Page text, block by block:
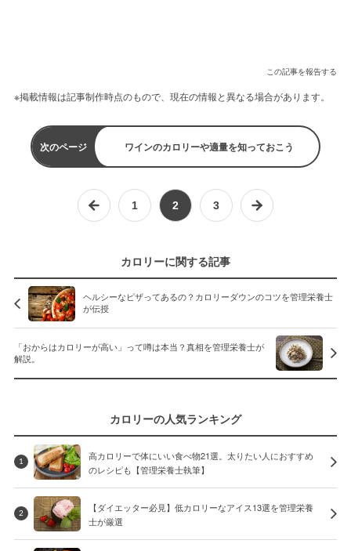
この記事を報告する
※掲載情報は記事制作時点のもので、現在の情報と異なる場合があります。
次のページ ワインのカロリーや適量を知っておこう
1 2 3
カロリーに関する記事
ヘルシーなピザってあるの？カロリーダウンのコツを管理栄養士
が伝授
「おからはカロリーが高い」って噂は本当？真相を管理栄養士が
解説。
カロリーの人気ランキング
1
高カロリーで体にいい食べ物21選。太りたい人におすすめ
のレシピも【管理栄養士執筆】
2
【ダイエッター必見】低カロリーなアイス13選を管理栄養
士が厳選